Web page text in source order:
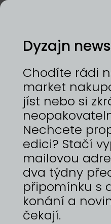
1—2/8/2026 |
Jsme rolovaná
konceptem je příprava
očima zákazníků.
surovin – používáme
kvalitní ingredience,
nejen chuťovým, ale i
ZPĚT NA
DYZAJNÉRY
Dyzajn
Chodíte rádi
market
jíst nebo si
Nechcete
edici? Stačí
mailovou
dva týdny
připomínku s
konání a
čekají.